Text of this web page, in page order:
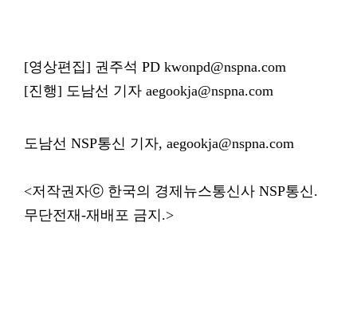
[영상편집] 권주석 PD kwonpd@nspna.com
[진행] 도남선 기자 aegookja@nspna.com
도남선 NSP통신 기자, aegookja@nspna.com
<저작권자ⓒ 한국의 경제뉴스통신사 NSP통신.
무단전재-재배포 금지.>